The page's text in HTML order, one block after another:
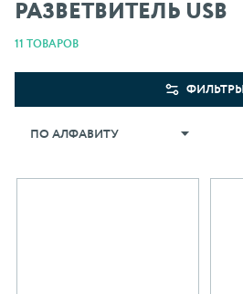
РАЗВЕТВИТЕЛЬ USB
11 ТОВАРОВ
ФИЛЬТРЫ
ПО АЛФАВИТУ